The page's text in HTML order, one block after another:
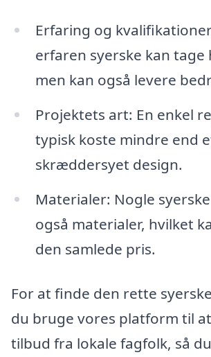
Erfaring og
erfaren syerske kan tage
men kan også levere
Projektets art: En enkel
typisk koste mindre end
skræddersyet design.
Materialer: Nogle
også materialer, hvilket
den samlede pris.
For at finde den rette
du bruge vores platform til
tilbud fra lokale fagfolk, så